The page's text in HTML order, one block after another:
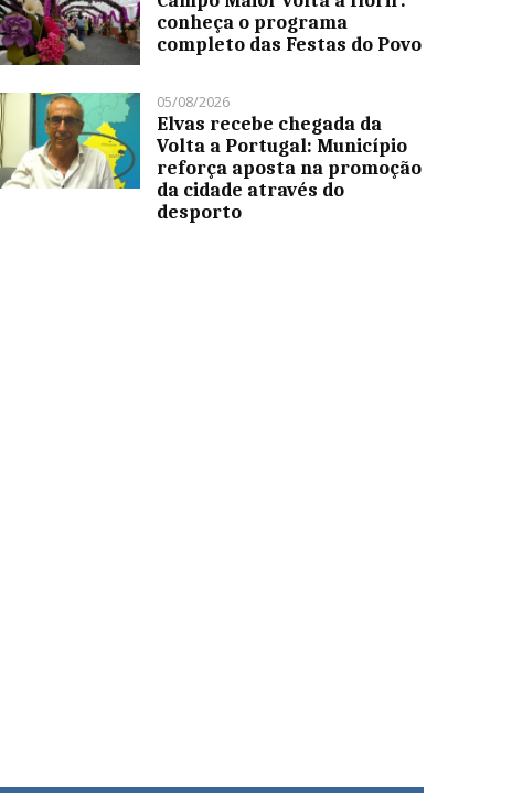
conheça o programa
completo das Festas do Povo
05/08/2026
Elvas recebe chegada da
Volta a Portugal: Município
reforça aposta na promoção
da cidade através do
desporto